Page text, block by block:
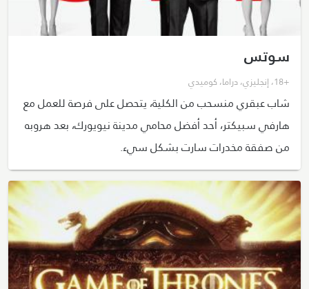
سوتس
+18 ،إنجليزي،دراما، كوميدي
شاب عبقري منسحب من الكلية، يتحصل على فرصة للعمل مع
هارفي سبيكتر، أحد أفضل محامي مدينة نيويورك، بعد هروبه
من صفقة مخدرات سارت بشكل سيء.